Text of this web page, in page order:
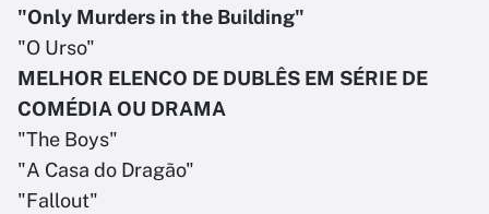
"Only Murders in the Building"
"O Urso"
MELHOR ELENCO DE DUBLÊS EM SÉRIE DE
COMÉDIA OU DRAMA
"The Boys"
"A Casa do Dragão"
"Fallout"